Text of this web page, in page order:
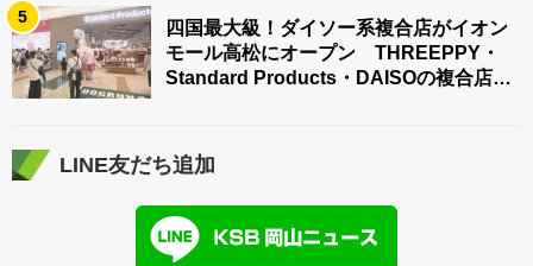
5
四国最大級！ダイソー系複合店がイオン
モール高松にオープン THREEPPY・
Standard Products・DAISOの複合店は
LINE友だち追加